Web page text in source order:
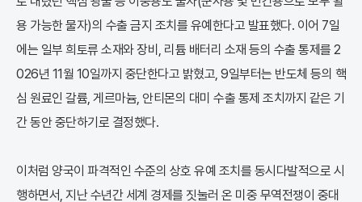
용 가능한 물자)의 수출 금지 조치를 유예한다고 발표했다. 이어 7일
에는 일부 희토류 소재와 장비, 리튬 배터리 소재 등의 수출 통제를 2
026년 11월 10일까지 중단한다고 밝혔고, 9일부터는 반도체 등의 핵
심 원료인 갈륨, 게르마늄, 안티몬의 대미 수출 통제 조치까지 같은 기
간 동안 중단하기로 결정했다.
이처럼 양국이 파격적인 수준의 상호 유예 조치를 동시다발적으로 시
행하면서, 지난 수년간 세계 경제를 짓눌러 온 미중 무역전쟁이 중대